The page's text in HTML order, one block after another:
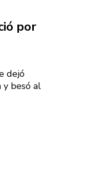
por
dejó
y besó al